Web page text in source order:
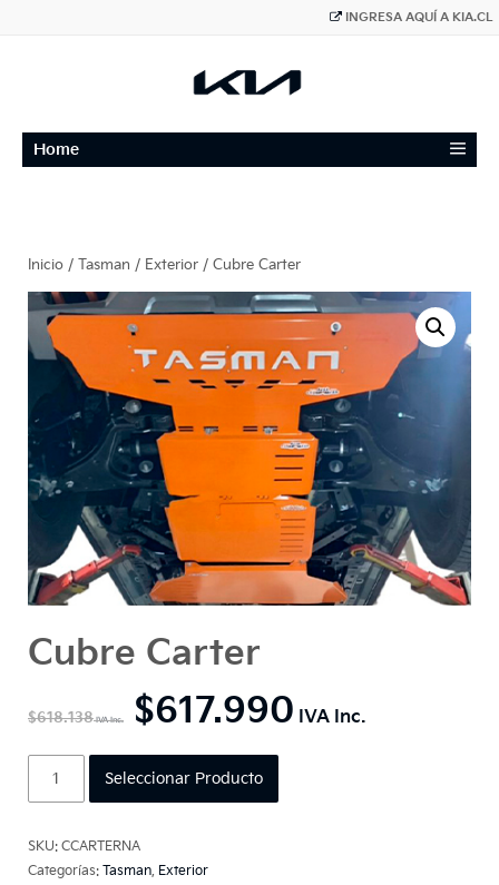
INGRESA AQUÍ A KIA.CL
Home ≡
Inicio / Tasman / Exterior / Cubre Carter
Cubre Carter
$618.138 $617.990
Carter
Seleccionar Producto
SKU: CCARTERNA
Categorías: Tasman, Exterior